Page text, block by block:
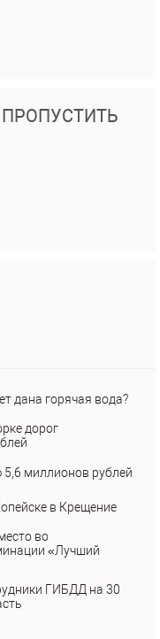
дана горячая вода?
дорог
миллионов рублей
в Крещение
во
«Лучший
ГИБДД на 30